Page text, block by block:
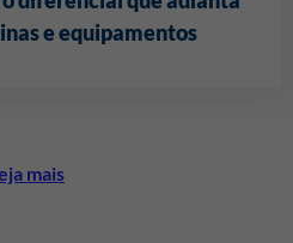
e equipamentos
mais